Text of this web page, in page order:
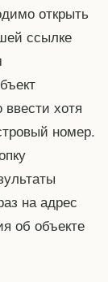
открыть
ссылке
хотя
номер.
на адрес
об объекте